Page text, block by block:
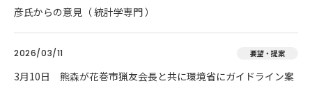
彦氏からの意見（ 統計学専門 ）
2026/03/11 要望・提案
3月10日 熊森が花巻市猟友会長と共に環境省にガイドライン案